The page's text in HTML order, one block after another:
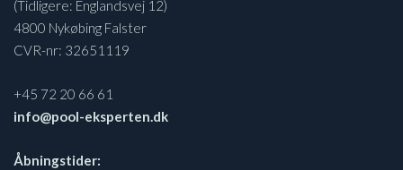
(Tidligere: Englandsvej 12)
4800 Nykøbing Falster
CVR-nr: 32651119
+45 72 20 66 61
info@pool-eksperten.dk
Åbningstider: